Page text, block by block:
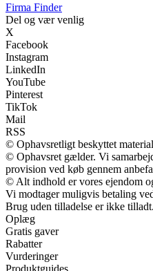
Firma Finder
Del og vær venlig
X
Facebook
Instagram
LinkedIn
YouTube
Pinterest
TikTok
Mail
RSS
© Ophavsretligt beskyttet
© Ophavsret gælder. Vi
provision ved køb gennem
© Alt indhold er vores ejendom
Vi modtager muligvis betaling
Brug uden tilladelse er ikke tilladt.
Oplæg
Gratis gaver
Rabatter
Vurderinger
Produktguides